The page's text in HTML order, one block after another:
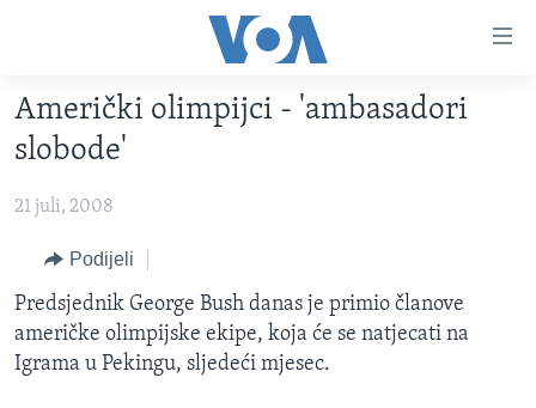
glavni
sadržaj
na
navigaciju
Idi
na
pretragu
FOTOGRAFIJE DANA
VIJESTI
SJEDINJENE AMERIČKE DRŽAVE
BOSNA I HERCEGOVINA
NAUKA I TEHNOLOGIJA
SPECIJALNI PROJEKTI
Američki olimpijci - 'ambasadori
slobode'
21 juli, 2008
Podijeli
Predsjednik George Bush danas je primio članove
američke olimpijske ekipe, koja će se natjecati na
Igrama u Pekingu, sljedeći mjesec.